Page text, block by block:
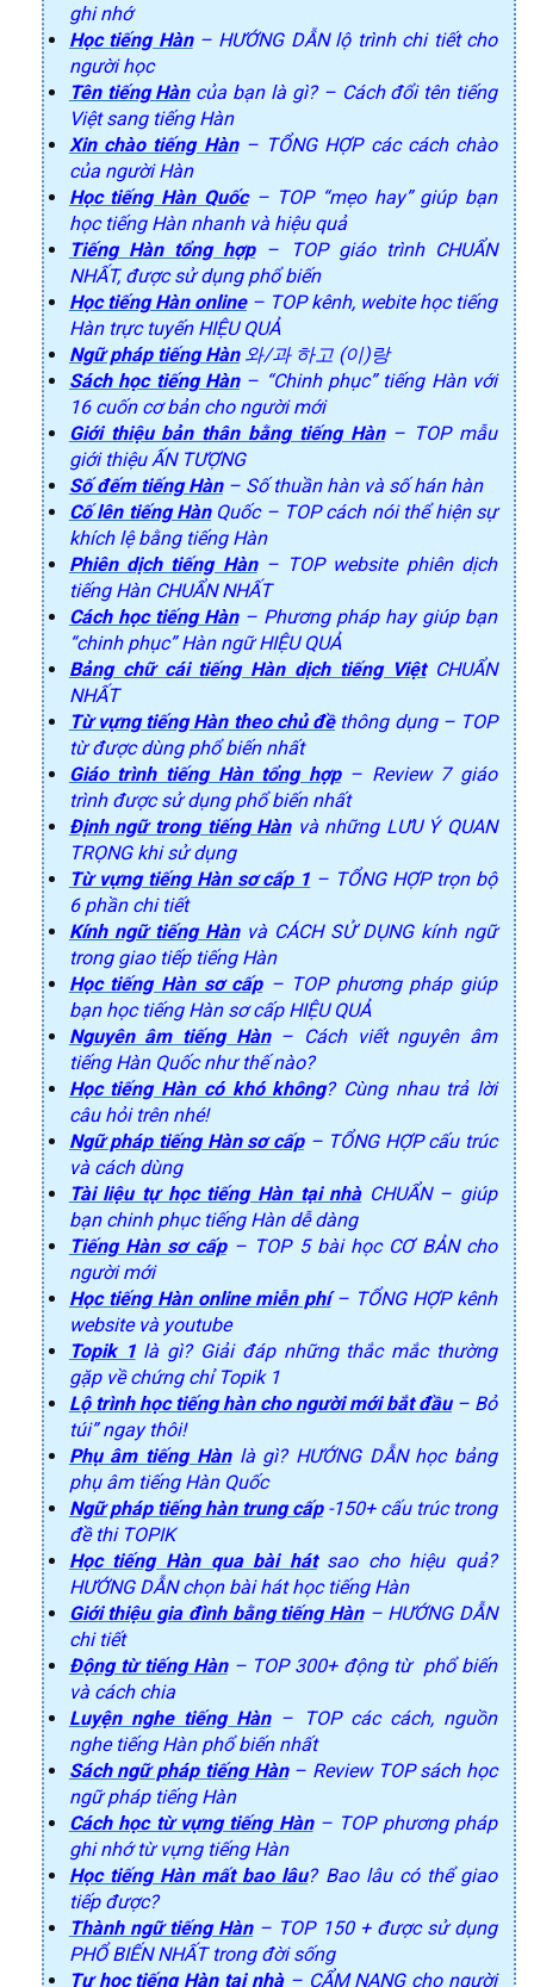
ghi nhớ
Học tiếng Hàn– HƯỚNG DẪN lộ trình chi tiết cho
người học
Tên tiếng Hàncủa bạn là gì? – Cách đổi tên tiếng
Việt sang tiếng Hàn
Xin chào tiếng Hàn– TỔNG HỢP các cách chào
của người Hàn
Học tiếng Hàn Quốc– TOP “mẹo hay” giúp bạn
học tiếng Hàn nhanh và hiệu quả
Tiếng Hàn tổng hợp– TOP giáo trình CHUẨN
NHẤT, được sử dụng phổ biến
Học tiếng Hàn online– TOP kênh, webite học tiếng
Hàn trực tuyến HIỆU QUẢ
Ngữ pháp tiếng Hàn와/과 하고 (이)랑
Sách học tiếng Hàn– “Chinh phục” tiếng Hàn với
16 cuốn cơ bản cho người mới
Giới thiệu bản thân bằng tiếng Hàn– TOP mẫu
giới thiệu ẤN TƯỢNG
Số đếm tiếng Hàn– Số thuần hàn và số hán hàn
Cố lên tiếng HànQuốc – TOP cách nói thể hiện sự
khích lệ bằng tiếng Hàn
Phiên dịch tiếng Hàn– TOP website phiên dịch
tiếng Hàn CHUẨN NHẤT
Cách học tiếng Hàn– Phương pháp hay giúp bạn
“chinh phục” Hàn ngữ HIỆU QUẢ
Bảng chữ cái tiếng Hàn dịch tiếng ViệtCHUẨN
NHẤT
Từ vựng tiếng Hàn theo chủ đềthông dụng – TOP
từ được dùng phổ biến nhất
Giáo trình tiếng Hàn tổng hợp– Review 7 giáo
trình được sử dụng phổ biến nhất
Định ngữ trong tiếng Hànvà những LƯU Ý QUAN
TRỌNG khi sử dụng
Từ vựng tiếng Hàn sơ cấp 1 – TỔNG HỢP trọn bộ
6 phần chi tiết
Kính ngữ tiếng Hànvà CÁCH SỬ DỤNG kính ngữ
trong giao tiếp tiếng Hàn
Học tiếng Hàn sơ cấp– TOP phương pháp giúp
bạn học tiếng Hàn sơ cấp HIỆU QUẢ
Nguyên âm tiếng Hàn– Cách viết nguyên âm
tiếng Hàn Quốc như thế nào?
Học tiếng Hàn có khó không? Cùng nhau trả lời
câu hỏi trên nhé!
Ngữ pháp tiếng Hàn sơ cấp– TỔNG HỢP cấu trúc
và cách dùng
Tài liệu tự học tiếng Hàn tại nhàCHUẨN – giúp
bạn chinh phục tiếng Hàn dễ dàng
Tiếng Hàn sơ cấp– TOP 5 bài học CƠ BẢN cho
người mới
Học tiếng Hàn online miễn phí– TỔNG HỢP kênh
website và youtube
Topik 1là gì? Giải đáp những thắc mắc thường
gặp về chứng chỉ Topik 1
Lộ trình học tiếng hàn cho người mới bắt đầu– Bỏ
túi” ngay thôi!
Phụ âm tiếng Hànlà gì? HƯỚNG DẪN học bảng
phụ âm tiếng Hàn Quốc
Ngữ pháp tiếng hàn trung cấp-150+ cấu trúc trong
đề thi TOPIK
Học tiếng Hàn qua bài hátsao cho hiệu quả?
HƯỚNG DẪN chọn bài hát học tiếng Hàn
Giới thiệu gia đình bằng tiếng Hàn– HƯỚNG DẪN
chi tiết
Động từ tiếng Hàn– TOP 300+ động từ phổ biến
và cách chia
Luyện nghe tiếng Hàn– TOP các cách, nguồn
nghe tiếng Hàn phổ biến nhất
Sách ngữ pháp tiếng Hàn– Review TOP sách học
ngữ pháp tiếng Hàn
Cách học từ vựng tiếng Hàn– TOP phương pháp
ghi nhớ từ vựng tiếng Hàn
Học tiếng Hàn mất bao lâu? Bao lâu có thể giao
tiếp được?
Thành ngữ tiếng Hàn– TOP 150 + được sử dụng
PHỔ BIẾN NHẤT trong đời sống
Tự học tiếng Hàn tại nhà– CẨM NANG cho người